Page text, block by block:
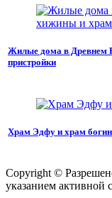
Жилые дома в Древнем
пристройки
Храм Эдфу и храм
Copyright ©
указанием активной